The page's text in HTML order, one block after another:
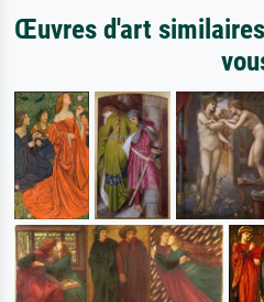
Œuvres d'art